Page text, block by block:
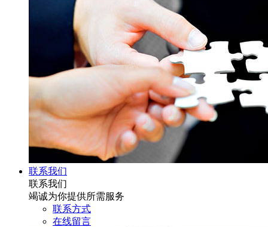
联系我们
联系我们
竭诚为你提供所需服务
联系方式
在线留言